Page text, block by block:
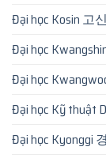
Đại học Kosin 고
Đại học
Đại học
Đại học Kỹ thuật
Đại học Kyonggi